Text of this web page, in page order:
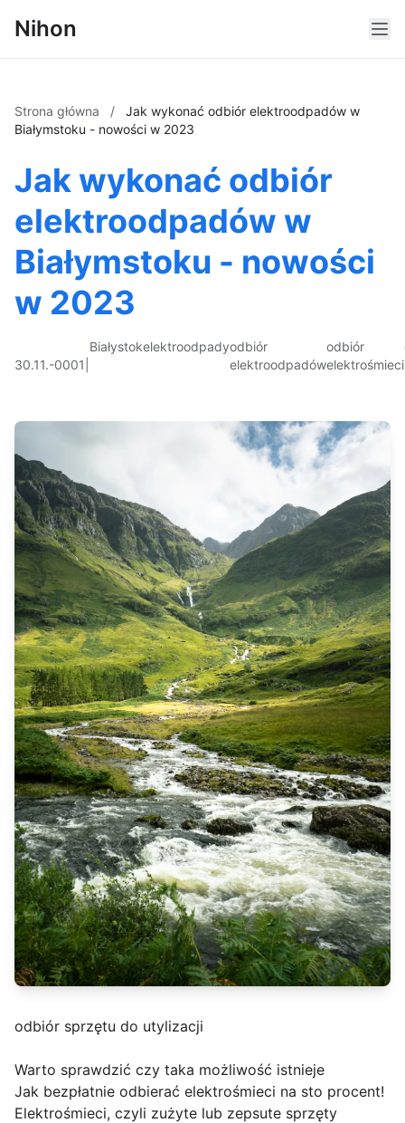
Nihon
Strona główna /
Jak wykonać odbiór elektroodpadów w
Białymstoku - nowości w 2023
Jak wykonać odbiór
elektroodpadów w
Białymstoku - nowości
w 2023
30.11.-0001
Białystokelektroodpadyodbiór
elektroodpadów
odbiór
elektrośmieci
odbiór sprzętu do utylizacji
Warto sprawdzić czy taka możliwość istnieje
Jak bezpłatnie odbierać elektrośmieci na sto procent!
Elektrośmieci, czyli zużyte lub zepsute sprzęty